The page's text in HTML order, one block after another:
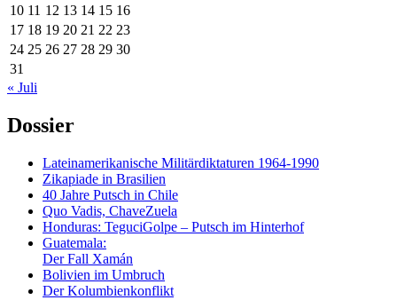
10 11 12 13 14 15 16
17 18 19 20 21 22 23
24 25 26 27 28 29 30
31
« Juli
Dossier
Lateinamerikanische Militärdiktaturen 1964-1990
Zikapiade in Brasilien
40 Jahre Putsch in Chile
Quo Vadis, ChaveZuela
Honduras: TeguciGolpe – Putsch im Hinterhof
Guatemala:
Der Fall Xamán
Bolivien im Umbruch
Der Kolumbienkonflikt